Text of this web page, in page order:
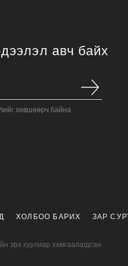
авч байх
зөвшөөрч байна
ХОЛБОО БАРИХ ЗАР
эрх хуулиар хамгаалагдсан